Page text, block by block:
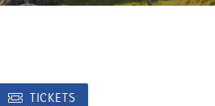
TICKETS